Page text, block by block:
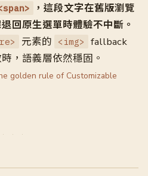
，這段文字在舊版瀏覽
回原生選單時體驗不中斷。
元素的 <img>
fallback
，語義層依然穩固。
golden rule of Customizable